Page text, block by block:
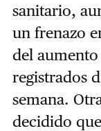
sanitario,
un frenazo
del aumento
registrados
semana.
decidido